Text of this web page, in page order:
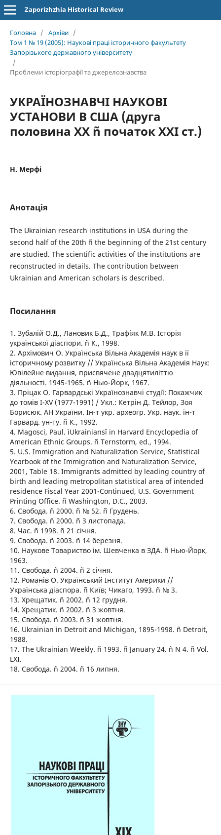
Zaporizhzhia Historical Review
Головна / Архіви /
Том 1 № 19 (2005): Наукові праці історичного факультету
Запорізького державного університету
/
Проблеми історіографії та джерелознавства
УКРАЇНОЗНАВЧІ НАУКОВІ
УСТАНОВИ В США (друга
половина ХХ ñ початок ХХІ ст.)
Н. Мерфі
Анотація
The Ukrainian research institutions in USA during the
second half of the 20th ñ the beginning of the 21st century
are studied. The scientific activities of the institutions are
reconstructed in details. The contribution between
Ukrainian and American scholars is described.
Посилання
1. Зубалій О.Д., Лановик Б.Д., Трафíяк М.В. Історія
української діаспори. ñ К., 1998.
2. Архімович О. Українська Вільна Академія наук в її
історичному розвитку // Українська Вільна Академія Наук:
Ювілейне видання, присвячене двадцятиліттю
діяльності. 1945-1965. ñ Нью-Йорк, 1967.
3. Пріцак О. Гарвардські Українознавчі студії: Покажчик
до томів I-ХV (1977-1991) / Укл.: Кетрiн Д. Тейлор, Зоя
Борисюк. АН України. Iн-т укр. археогр. Укр. наук. iн-т
Гарвард. ун-ту. ñ К., 1992.
4. Magosci, Paul. ìUkrainiansî in Harvard Encyclopedia of
American Ethnic Groups. ñ Ternstorm, ed., 1994.
5. U.S. Immigration and Naturalization Service, Statistical
Yearbook of the Immigration and Naturalization Service,
2001, Table 18. Immigrants admitted by leading country of
birth and leading metropolitan statistical area of intended
residence Fiscal Year 2001-Continued, U.S. Government
Printing Office. ñ Washington, D.C., 2003.
6. Свобода. ñ 2000. ñ № 52. ñ Грудень.
7. Свобода. ñ 2000. ñ 3 листопада.
8. Час. ñ 1998. ñ 21 січня.
9. Свобода. ñ 2003. ñ 14 березня.
10. Наукове Товариство ім. Шевченка в ЗДА. ñ Нью-Йорк,
1963.
11. Свобода. ñ 2004. ñ 2 січня.
12. Романів О. Український Інститут Америки //
Українська діаспора. ñ Київ; Чикаго, 1993. ñ № 3.
13. Хрещатик. ñ 2002. ñ 12 грудня.
14. Хрещатик. ñ 2002. ñ 3 жовтня.
15. Свобода. ñ 2003. ñ 31 жовтня.
16. Ukrainian in Detroit and Michigan, 1895-1998. ñ Detroit,
1988.
17. The Ukrainian Weekly. ñ 1993. ñ January 24. ñ N 4. ñ Vol.
LXI.
18. Свобода. ñ 2004. ñ 16 липня.